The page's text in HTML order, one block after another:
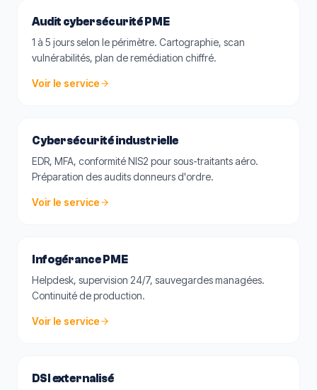
Audit cybersécurité PME
1 à 5 jours selon le périmètre. Cartographie, scan
vulnérabilités, plan de remédiation chiffré.
Voir le service
Cybersécurité industrielle
EDR, MFA, conformité NIS2 pour sous-traitants aéro.
Préparation des audits donneurs d'ordre.
Voir le service
Infogérance PME
Helpdesk, supervision 24/7, sauvegardes managées.
Continuité de production.
Voir le service
DSI externalisé